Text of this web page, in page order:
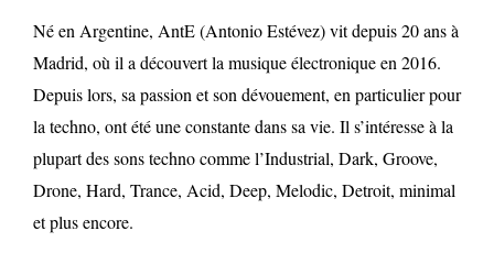
Né en Argentine, AntE (Antonio Estévez) vit depuis 20 ans à
Madrid, où il a découvert la musique électronique en 2016.
Depuis lors, sa passion et son dévouement, en particulier pour
la techno, ont été une constante dans sa vie. Il s’intéresse à la
plupart des sons techno comme l’Industrial, Dark, Groove,
Drone, Hard, Trance, Acid, Deep, Melodic, Detroit, minimal
et plus encore.